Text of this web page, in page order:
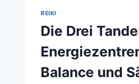
REIKI
Die Drei
Balance und